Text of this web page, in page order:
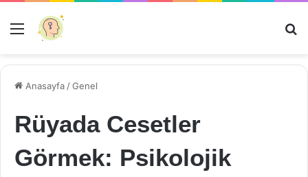
Menü
Anasayfa /Genel
Rüyada Cesetler
Görmek: Psikolojik